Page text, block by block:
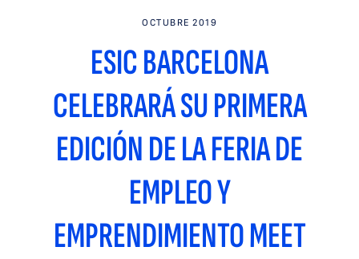
OCTUBRE 2019
ESIC BARCELONA
CELEBRARÁ SU PRIMERA
EDICIÓN DE LA FERIA DE
EMPLEO Y
EMPRENDIMIENTO MEET